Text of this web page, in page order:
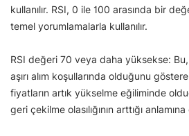
kullanılır. RSI, 0 ile 100 arasında bir
temel yorumlamalarla kullanılır.
RSI değeri 70 veya daha yüksekse:
aşırı alım koşullarında olduğunu
fiyatların artık yükselme eğiliminde
geri çekilme olasılığının arttığı